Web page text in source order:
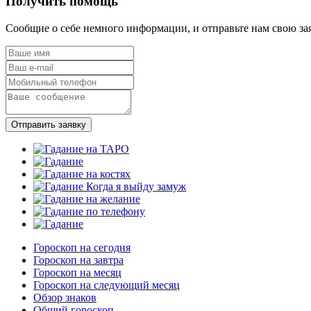
Сообщие о себе немного информации, и отправьте нам свою
Отправить заявку
Гороскоп на сегодня
Гороскоп на завтра
Гороскоп на месяц
Гороскоп на следующий месяц
Обзор знаков